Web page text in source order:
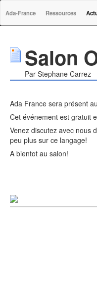
Ada-France Ressources
Salon
Par Stephane Carrez
Ada France sera présent
Cet événement est gratuit
Venez discutez avec nous
peu plus sur ce langage!
A bientot au salon!